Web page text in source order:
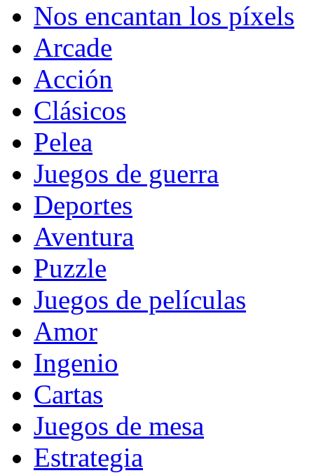
Nos encantan los píxels
Arcade
Acción
Clásicos
Pelea
Juegos de guerra
Deportes
Aventura
Puzzle
Juegos de películas
Amor
Ingenio
Cartas
Juegos de mesa
Estrategia